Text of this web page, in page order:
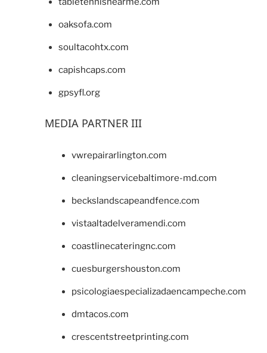
oaksofa.com
soultacohtx.com
capishcaps.com
gpsyfl.org
MEDIA PARTNER III
vwrepairarlington.com
cleaningservicebaltimore-md.com
beckslandscapeandfence.com
vistaaltadelveramendi.com
coastlinecateringnc.com
cuesburgershouston.com
psicologiaespecializadaencampeche.com
dmtacos.com
crescentstreetprinting.com